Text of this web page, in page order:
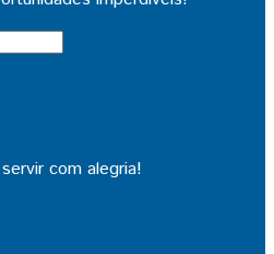
com alegria!